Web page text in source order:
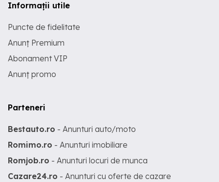
Informații utile
Puncte de fidelitate
Anunț Premium
Abonament VIP
Anunț promo
Parteneri
Bestauto.ro - Anunturi auto/moto
Romimo.ro - Anunturi imobiliare
Romjob.ro - Anunturi locuri de munca
Cazare24.ro - Anunturi cu oferte de cazare